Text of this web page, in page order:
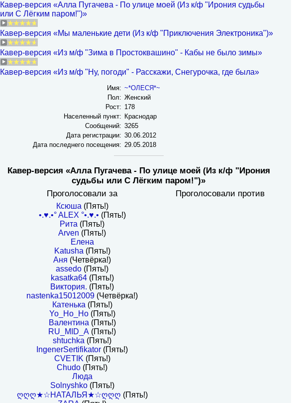
Кавер-версия «Алла Пугачева - По улице моей (Из к/ф "Ирония судьбы
или С Лёгким паром!")»
Кавер-версия «Мы маленькие дети (Из к/ф "Приключения Электроника")»
Кавер-версия «Из м/ф "Зима в Простоквашино" - Кабы не было зимы»
Кавер-версия «Из м/ф "Ну, погоди" - Расскажи, Снегурочка, где была»
Имя: ~*ОЛЕСЯ*~
Пол: Женский
Рост: 178
Населенный пункт: Краснодар
Сообщений: 3265
Дата регистрации: 30.06.2012
Дата последнего посещения: 29.05.2018
Кавер-версия «Алла Пугачева - По улице моей (Из к/ф "Ирония
судьбы или С Лёгким паром!")»
Проголосовали за
Проголосовали против
Ксюша (Пять!)
•.♥.•° ALEX °•.♥.• (Пять!)
Рита (Пять!)
Arven (Пять!)
Елена
Katusha (Пять!)
Аня (Четвёрка!)
assedo (Пять!)
kasatka64(Пять!)
Виктория. (Пять!)
nastenka15012009 (Четвёрка!)
Катенька (Пять!)
Yo_Ho_Ho(Пять!)
Валентина (Пять!)
RU_MID_A (Пять!)
shtuchka (Пять!)
IngenerSertifikator (Пять!)
CVETIK (Пять!)
Chudo (Пять!)
Люда
Solnyshko(Пять!)
ღღღ★☆НАТАЛЬЯ★☆ღღღ (Пять!)